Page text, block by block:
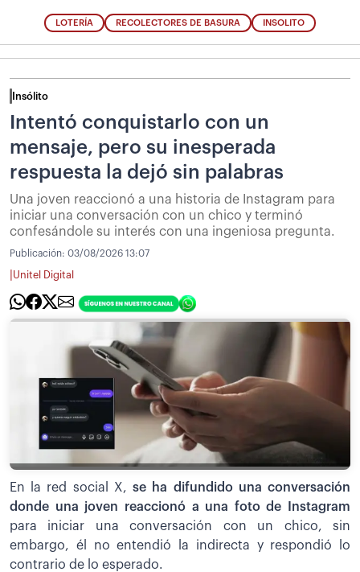
LOTERÍA RECOLECTORES DE BASURA INSOLITO
Insólito
Intentó conquistarlo con un
mensaje, pero su inesperada
respuesta la dejó sin palabras
Una joven reaccionó a una historia de Instagram para
iniciar una conversación con un chico y terminó
confesándole su interés con una ingeniosa pregunta.
Publicación: 03/08/2026 13:07
Unitel Digital
En la red social X,se ha difundido una conversación
donde una joven reaccionó a una foto de Instagram
para iniciar una conversación con un chico, sin
embargo, él no entendió la indirecta y respondió lo
contrario de lo esperado.